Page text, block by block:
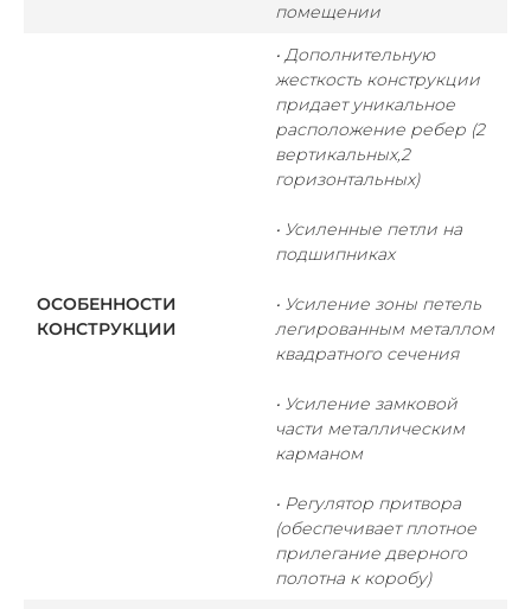
помещении
ОСОБЕННОСТИ
КОНСТРУКЦИИ
• Дополнительную
жесткость конструкции
придает уникальное
расположение ребер (2
вертикальных,2
горизонтальных)
• Усиленные петли на
подшипниках
• Усиление зоны петель
легированным металлом
квадратного сечения
• Усиление замковой
части металлическим
карманом
• Регулятор притвора
(обеспечивает плотное
прилегание дверного
полотна к коробу)